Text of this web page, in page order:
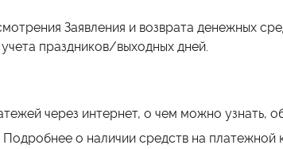
Заявления и возврата денежных
праздников/выходных дней.
через интернет, о чем можно узнать,
о наличии средств на